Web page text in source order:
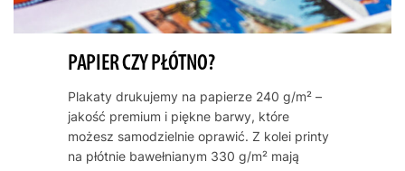
PAPIER CZY PŁÓTNO?
Plakaty drukujemy na papierze 240 g/m² –
jakość premium i piękne barwy, które
możesz samodzielnie oprawić. Z kolei printy
na płótnie bawełnianym 330 g/m² mają